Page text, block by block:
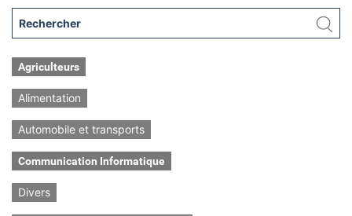
Agriculteurs
Alimentation
Automobile et transports
Communication Informatique
Divers